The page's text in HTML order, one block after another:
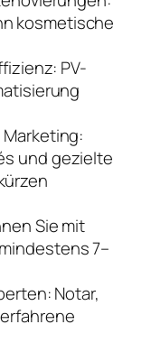
kosmetische
PV-
und gezielte
Sie mit
7–
Notar,